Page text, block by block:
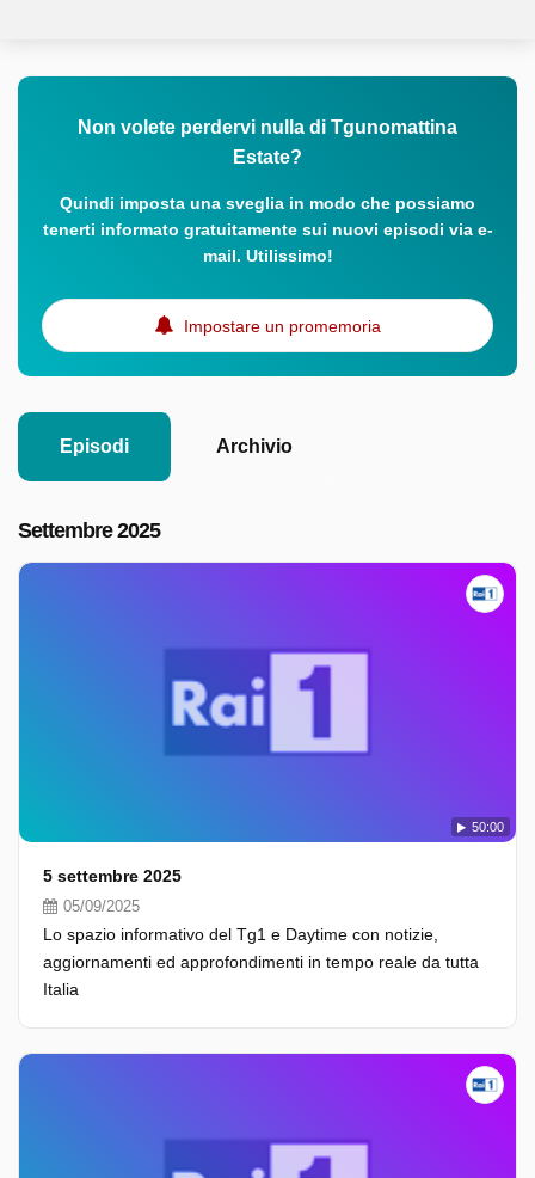
Non volete perdervi nulla di Tgunomattina
Estate?
Quindi imposta una sveglia in modo che possiamo
tenerti informato gratuitamente sui nuovi episodi via e-
mail. Utilissimo!
Impostare un promemoria
Episodi Archivio
Settembre 2025
50:00
5 settembre 2025
05/09/2025
Lo spazio informativo del Tg1 e Daytime con notizie,
aggiornamenti ed approfondimenti in tempo reale da tutta
Italia